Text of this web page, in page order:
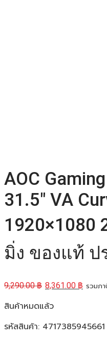
AOC
31.5″ VA
1920×1080
มิ่ง ของแท้
9,290.00฿ 8,361.00 ฿ รวมภ
สินค้าหมดแล้ว
รหัสสินค้า: 4717385945661